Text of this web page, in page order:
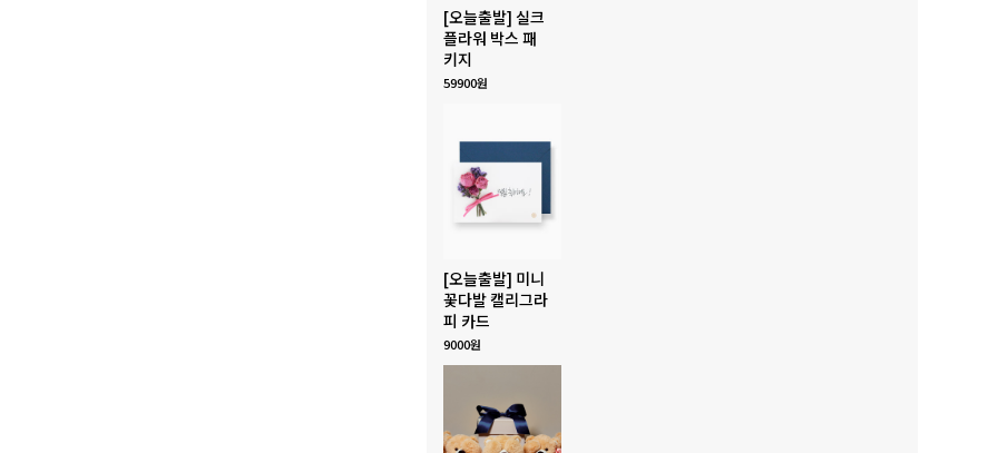
[오늘출발] 실크
플라워 박스 패
키지
59900원
[오늘출발] 미니
꽃다발 캘리그라
피 카드
9000원